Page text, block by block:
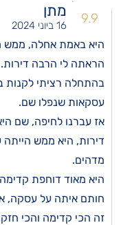
מתן
16 ביוני 2024 9.9
היא באמת אחלה, ממש
הראתה לי הרבה דירות.
בהתחלה רציתי לקנות
עסקאות שנפלו שם.
אז עברנו לחיפה, שם
דירות, היא ממש הייתה
מדהים.
היא מאוד דוחפת
חותם איתה על עסקה,
זה הכי קדימה והכי